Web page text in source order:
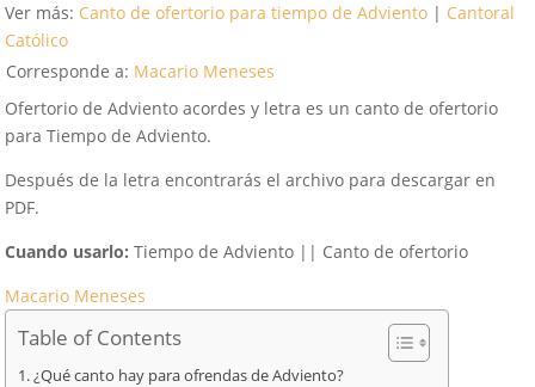
Ver más: Canto de ofertorio para tiempo de Adviento | Cantoral
Católico
Corresponde a: Macario Meneses
Ofertorio de Adviento acordes y letra es un canto de ofertorio
para Tiempo de Adviento.
Después de la letra encontrarás el archivo para descargar en
PDF.
Cuando usarlo: Tiempo de Adviento || Canto de ofertorio
Macario Meneses
Table of Contents
¿Qué canto hay para ofrendas de Adviento?